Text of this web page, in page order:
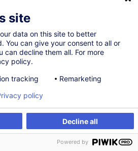
décembre 2025, en
auprès de 147
financier révèle une
artificielle, mais
site
data on this site to better
You can give your consent to all or
can decline them all. For more
policy.
tracking Remarketing
Decline all
policy
Powered by